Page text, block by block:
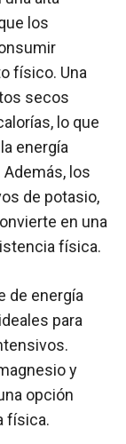
los
físico. Una
secos
lo que
energía
los
de potasio,
en una
física.
de energía
para
y
opción
física.